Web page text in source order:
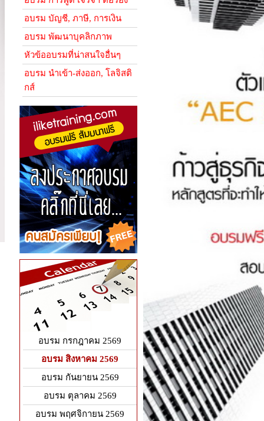
อบรม บัญชี, ภาษี, การเงิน
อบรม พัฒนาบุคลิกภาพ
หัวข้ออบรมที่น่าสนใจอื่นๆ
อบรม นำเข้า-ส่งออก, โลจิสติ
กส์
อบรม กรกฎาคม 2569
อบรม สิงหาคม 2569
อบรม กันยายน 2569
อบรม ตุลาคม 2569
อบรม พฤศจิกายน 2569